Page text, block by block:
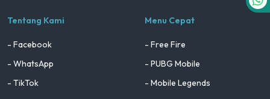
Tentang Kami
- Facebook
- WhatsApp
- TikTok
Menu Cepat
- Free Fire
- PUBG Mobile
- Mobile Legends